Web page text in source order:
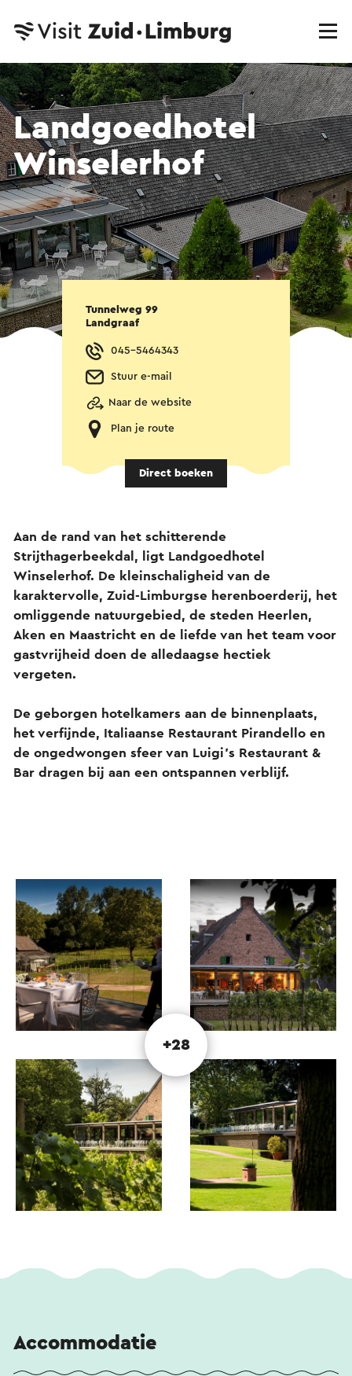
Landgoedhotel
Winselerhof
Tunnelweg 99
Landgraaf
045-5464343
Stuur e-mail
Naar de website
Plan je route
Direct boeken
Aan de rand van het schitterende
Strijthagerbeekdal, ligt Landgoedhotel
Winselerhof. De kleinschaligheid van de
karaktervolle, Zuid-Limburgse herenboerderij, het
omliggende natuurgebied, de steden Heerlen,
Aken en Maastricht en de liefde van het team voor
gastvrijheid doen de alledaagse hectiek
vergeten.
De geborgen hotelkamers aan de binnenplaats,
het verfijnde, Italiaanse Restaurant Pirandello en
de ongedwongen sfeer van Luigi’s Restaurant &
Bar dragen bij aan een ontspannen verblijf.
+28
Accommodatie